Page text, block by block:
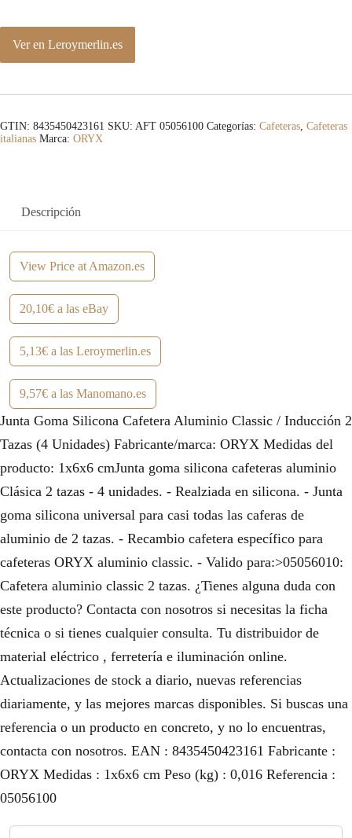
Ver en Leroymerlin.es
GTIN: 8435450423161 SKU: AFT 05056100 Categorías: Cafeteras, Cafeteras
italianas Marca: ORYX
Descripción
View Price at Amazon.es
20,10€ a las eBay
5,13€ a las Leroymerlin.es
9,57€ a las Manomano.es
Junta Goma Silicona Cafetera Aluminio Classic / Inducción 2
Tazas (4 Unidades) Fabricante/marca: ORYX Medidas del
producto: 1x6x6 cmJunta goma silicona cafeteras aluminio
Clásica 2 tazas - 4 unidades. - Realziada en silicona. - Junta
goma silicona universal para casi todas las caferas de
aluminio de 2 tazas. - Recambio cafetera específico para
cafeteras ORYX aluminio classic. - Valido para:>05056010:
Cafetera aluminio classic 2 tazas. ¿Tienes alguna duda con
este producto? Contacta con nosotros si necesitas la ficha
técnica o si tienes cualquier consulta. Tu distribuidor de
material eléctrico , ferretería e iluminación online.
Actualizaciones de stock a diario, nuevas referencias
diariamente, y las mejores marcas disponibles. Si buscas una
referencia o un producto en concreto, y no lo encuentras,
contacta con nosotros. EAN : 8435450423161 Fabricante :
ORYX Medidas : 1x6x6 cm Peso (kg) : 0,016 Referencia :
05056100